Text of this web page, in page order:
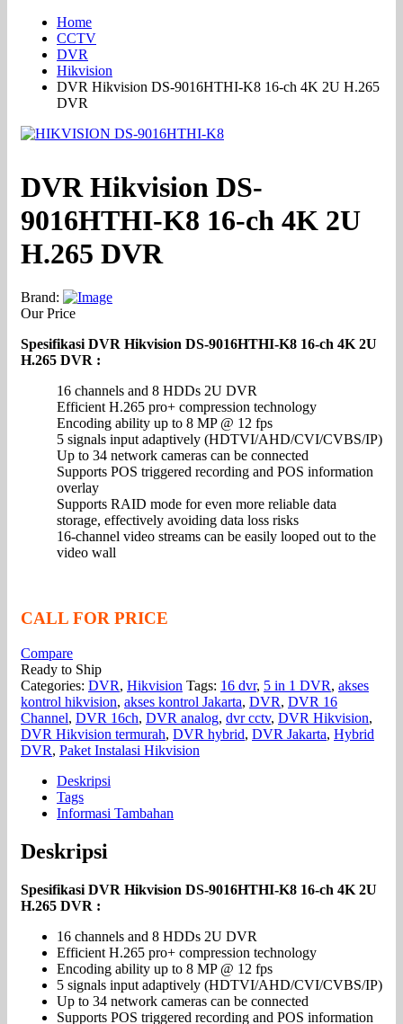
Home
CCTV
DVR
Hikvision
DVR Hikvision DS-9016HTHI-K8 16-ch 4K 2U H.265
DVR
DVR Hikvision DS-
9016HTHI-K8 16-ch 4K 2U
H.265 DVR
Brand:
Our Price
Spesifikasi DVR Hikvision DS-9016HTHI-K8 16-ch 4K 2U
H.265 DVR :
16 channels and 8 HDDs 2U DVR
Efficient H.265 pro+ compression technology
Encoding ability up to 8 MP @ 12 fps
5 signals input adaptively (HDTVI/AHD/CVI/CVBS/IP)
Up to 34 network cameras can be connected
Supports POS triggered recording and POS information
overlay
Supports RAID mode for even more reliable data
storage, effectively avoiding data loss risks
16-channel video streams can be easily looped out to the
video wall
CALL FOR PRICE
Compare
Ready to Ship
Categories: DVR, Hikvision Tags: 16 dvr, 5 in 1 DVR, akses
kontrol hikvision, akses kontrol Jakarta, DVR, DVR 16
Channel, DVR 16ch, DVR analog, dvr cctv, DVR Hikvision,
DVR Hikvision termurah, DVR hybrid, DVR Jakarta, Hybrid
DVR, Paket Instalasi Hikvision
Deskripsi
Tags
Informasi Tambahan
Deskripsi
Spesifikasi DVR Hikvision DS-9016HTHI-K8 16-ch 4K 2U
H.265 DVR :
16 channels and 8 HDDs 2U DVR
Efficient H.265 pro+ compression technology
Encoding ability up to 8 MP @ 12 fps
5 signals input adaptively (HDTVI/AHD/CVI/CVBS/IP)
Up to 34 network cameras can be connected
Supports POS triggered recording and POS information